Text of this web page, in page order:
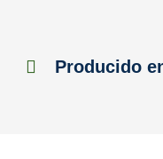
Producido